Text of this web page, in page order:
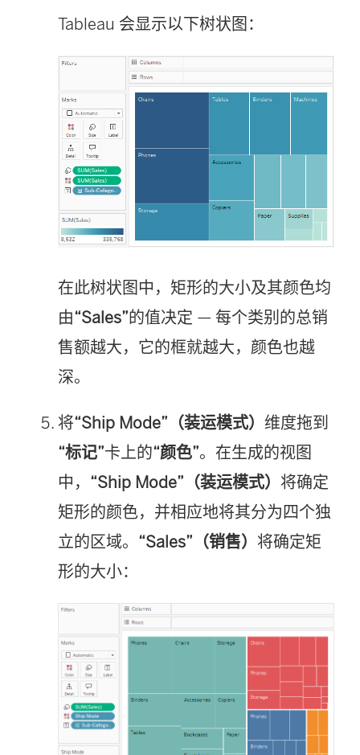
Tableau 会显示以下树状图：
在此树状图中，矩形的大小及其颜色均
由“Sales”的值决定 — 每个类别的总销
售额越大，它的框就越大，颜色也越
深。
将“Ship Mode”（装运模式） 维度拖到
“标记”卡上的“颜色”。在生成的视图
中， “Ship Mode”（装运模式） 将确定
矩形的颜色，并相应地将其分为四个独
立的区域。 “Sales”（销售） 将确定矩
形的大小：